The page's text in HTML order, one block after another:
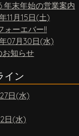
年末年始の営業案内
11月15日(土)
ォーエバー!!
07月30日(水)
お知らせ
イン
日(水)
日(水)